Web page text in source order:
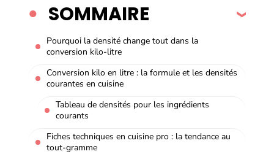
SOMMAIRE
Pourquoi la densité change tout dans la
conversion kilo-litre
Conversion kilo en litre : la formule et les densités
courantes en cuisine
Tableau de densités pour les ingrédients
courants
Fiches techniques en cuisine pro : la tendance au
tout-gramme